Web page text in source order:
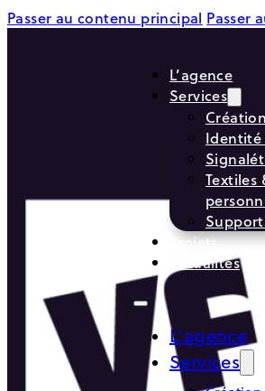
Passer au contenu principal Passer
L’agence
Services
Identité
Textiles
Projets
Actualités
L’agence
Services